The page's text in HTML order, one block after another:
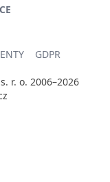
GDPR
r. o. 2006–2026